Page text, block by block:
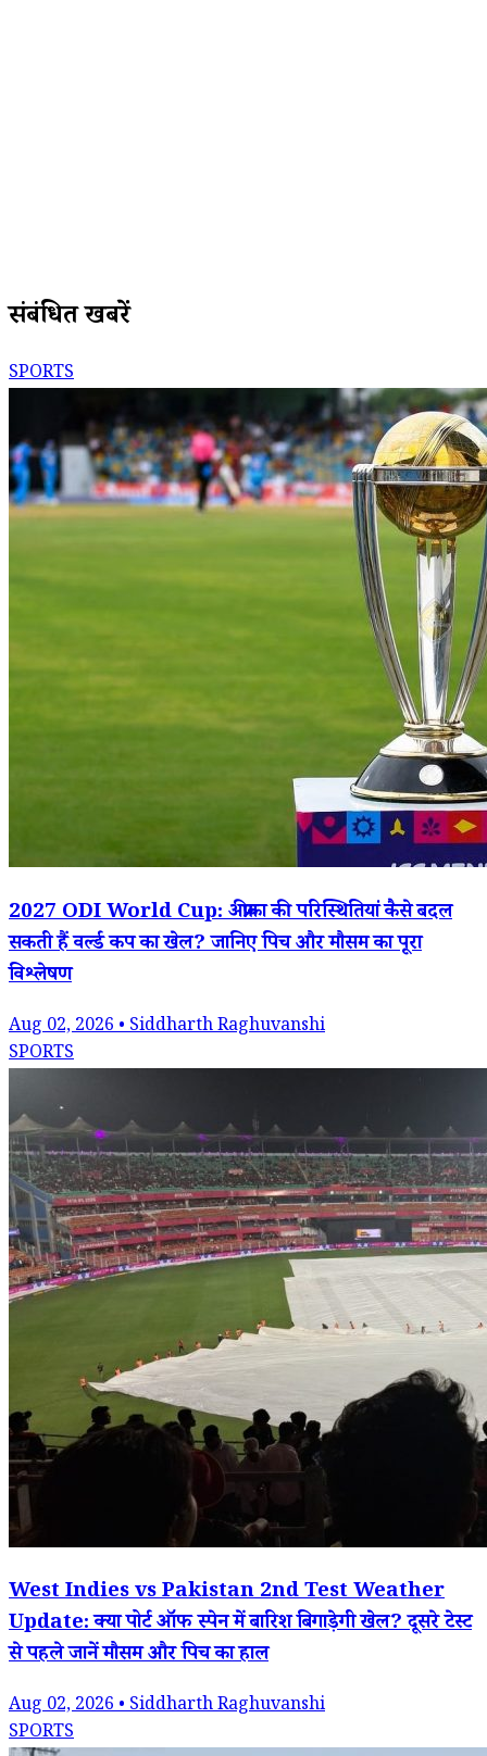
संबंधित खबरें
SPORTS
2027 ODI World Cup: अफ्रीका की परिस्थितियां कैसे बदल
सकती हैं वर्ल्ड कप का खेल? जानिए पिच और मौसम का पूरा
विश्लेषण
Aug 02, 2026 • Siddharth Raghuvanshi
SPORTS
West Indies vs Pakistan 2nd Test Weather
Update: क्या पोर्ट ऑफ स्पेन में बारिश बिगाड़ेगी खेल? दूसरे टेस्ट
से पहले जानें मौसम और पिच का हाल
Aug 02, 2026 • Siddharth Raghuvanshi
SPORTS